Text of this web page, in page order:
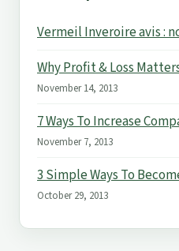
Vermeil Inveroire avis :
Why Profit & Loss
November 14, 2013
7 Ways To Increase
November 7, 2013
3 Simple Ways To
October 29, 2013